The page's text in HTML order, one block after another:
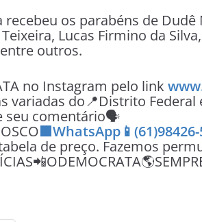
recebeu os parabéns de
Lucas Firmino da
outros.
no Instagram pelo link
variadas do📍Distrito
seu comentário🗣
de preço. Fazemos